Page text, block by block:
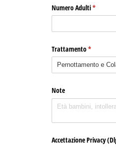
Numero Adulti*
(richiesto)
Trattamento*
(richiesto)
Note
Accettazione Privacy